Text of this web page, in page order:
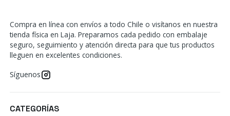
Compra en línea con envíos a todo Chile o visítanos en nuestra
tienda física en Laja. Preparamos cada pedido con embalaje
seguro, seguimiento y atención directa para que tus productos
lleguen en excelentes condiciones.
Síguenos
CATEGORÍAS